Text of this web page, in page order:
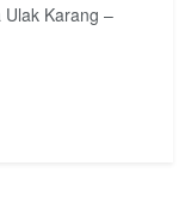
Ulak Karang –